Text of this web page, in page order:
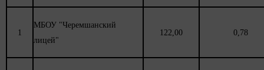
1
МБОУ "Черемшанский
лицей"
122,00 0,78